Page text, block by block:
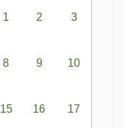
1 2 3
8 9 10
15 16 17